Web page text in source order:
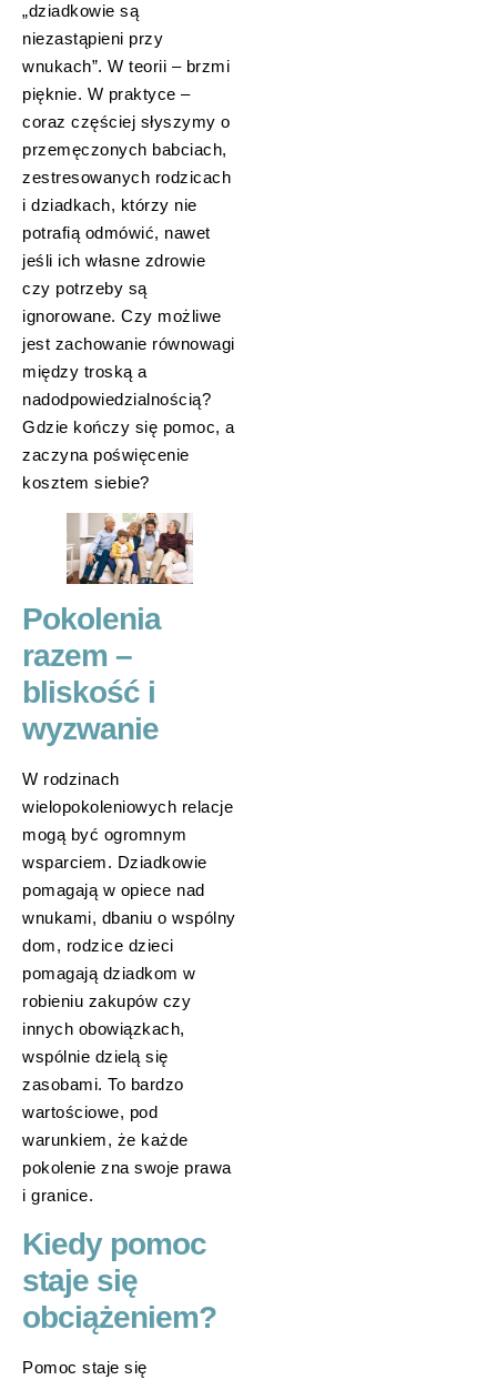
„dziadkowie są
niezastąpieni przy
wnukach”. W teorii – brzmi
pięknie. W praktyce –
coraz częściej słyszymy o
przemęczonych babciach,
zestresowanych rodzicach
i dziadkach, którzy nie
potrafią odmówić, nawet
jeśli ich własne zdrowie
czy potrzeby są
ignorowane. Czy możliwe
jest zachowanie równowagi
między troską a
nadodpowiedzialnością?
Gdzie kończy się pomoc, a
zaczyna poświęcenie
kosztem siebie?
Pokolenia
razem –
bliskość i
wyzwanie
W rodzinach
wielopokoleniowych relacje
mogą być ogromnym
wsparciem. Dziadkowie
pomagają w opiece nad
wnukami, dbaniu o wspólny
dom, rodzice dzieci
pomagają dziadkom w
robieniu zakupów czy
innych obowiązkach,
wspólnie dzielą się
zasobami. To bardzo
wartościowe, pod
warunkiem, że każde
pokolenie zna swoje prawa
i granice.
Kiedy pomoc
staje się
obciążeniem?
Pomoc staje się